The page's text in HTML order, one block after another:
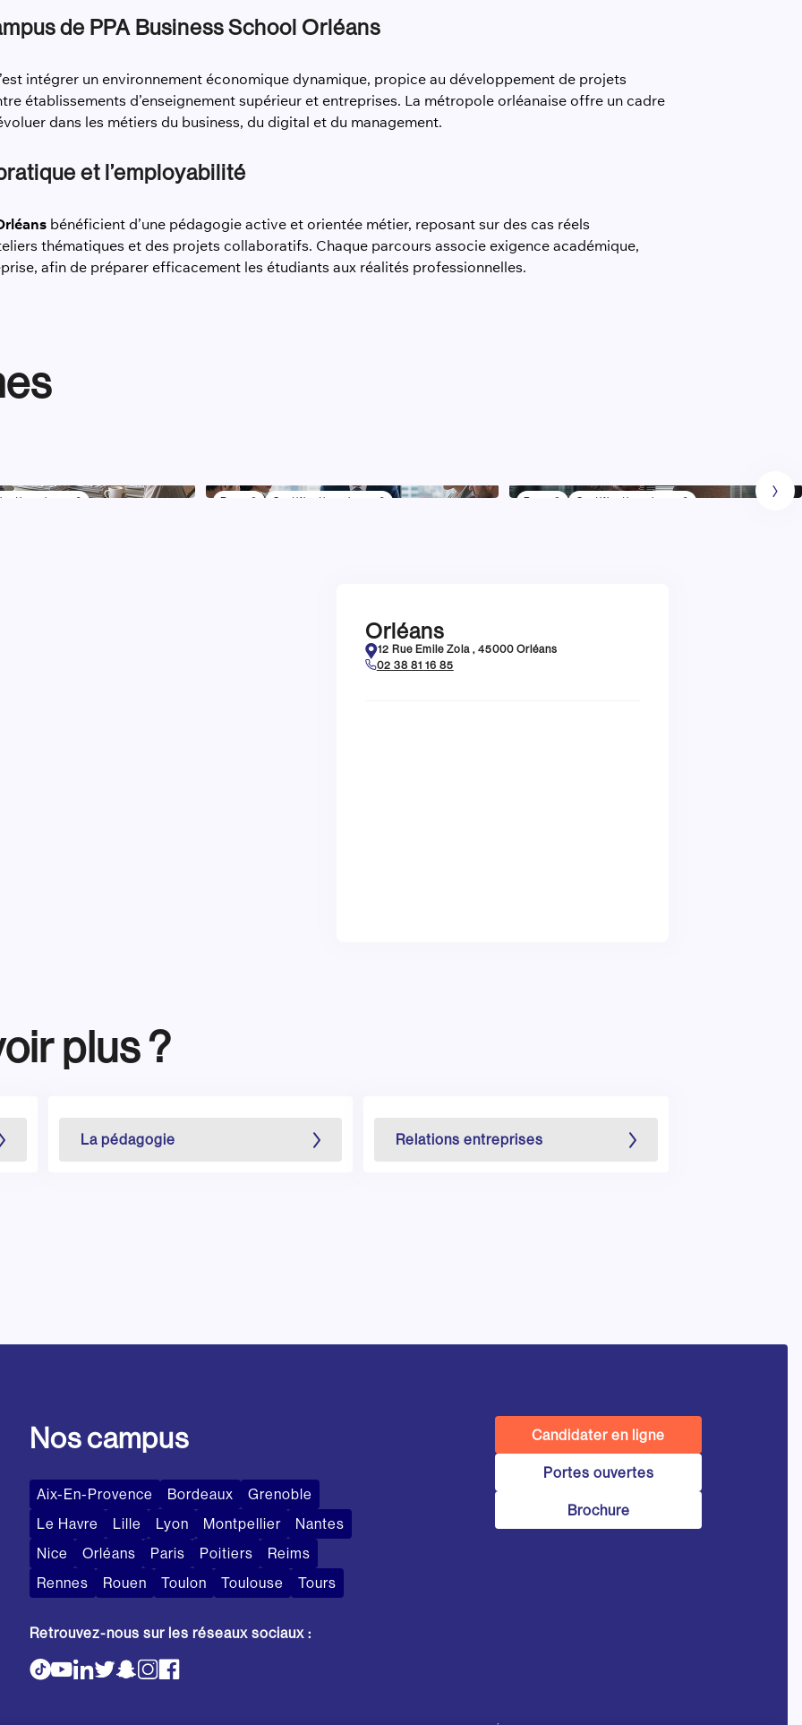
de PPA Business School Orléans
intégrer un environnement économique dynamique, propice au développement de projets
établissements d’enseignement supérieur et entreprises. La métropole orléanaise offre un cadre
dans les métiers du business, du digital et du management.
et l’employabilité
bénéficient d’une pédagogie active et orientée métier, reposant sur des cas réels
thématiques et des projets collaboratifs. Chaque parcours associe exigence académique,
afin de préparer efficacement les étudiants aux réalités professionnelles.
niveau 6 Bac +3 Certification niveau 6 Bac +3 Certification niveau 6
Orléans
12 Rue Emile Zola , 45000 Orléans
02 38 81 16 85
plus ?
La pédagogie Relations entreprises
Nos campus
Aix-En-Provence Bordeaux
Grenoble
Le Havre
Lille Lyon Montpellier
Nantes
Nice
Orléans Paris Poitiers
Reims
Rennes
Rouen Toulon Toulouse Tours
Retrouvez-nous sur les réseaux sociaux :
Candidater en ligne
Portes ouvertes
Brochure